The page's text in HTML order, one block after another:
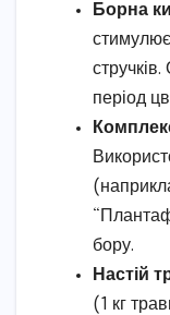
Борна
період
бору.
Настій
(1 кг